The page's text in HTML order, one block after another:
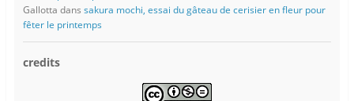
Gallotta dans sakura mochi, essai du gâteau de cerisier en fleur pour
fêter le printemps
credits